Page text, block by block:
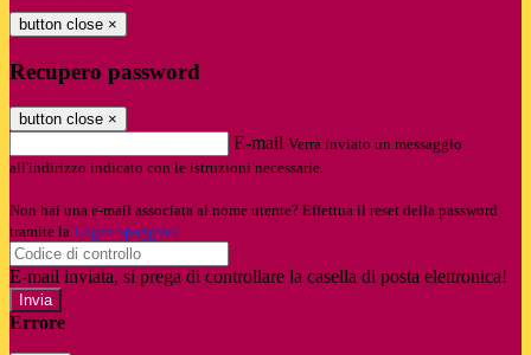
button close ×
Recupero password
button close ×
E-mail Verrà inviato un messaggio
all'indirizzo indicato con le istruzioni necessarie.
Non hai una e-mail associata al nome utente? Effettua il reset della password
tramite la Login Spaggiari
E-mail inviata, si prega di controllare la casella di posta elettronica!
Errore